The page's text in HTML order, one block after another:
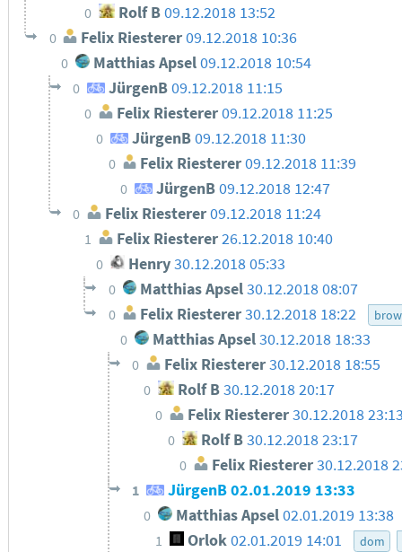
0 Rolf B09.12.2018 13:52
0 Felix Riesterer09.12.2018 10:36
0 Matthias Apsel 09.12.2018 10:54
0 JürgenB09.12.2018 11:15
0 Felix Riesterer09.12.2018 11:25
0 JürgenB09.12.2018 11:30
0 Felix Riesterer09.12.2018 11:39
0 JürgenB09.12.2018 12:47
0 Felix Riesterer09.12.2018 11:24
1 Felix Riesterer26.12.2018 10:40
0 Henry30.12.2018 05:33
0 Matthias Apsel30.12.2018 08:07
0 Felix Riesterer30.12.2018 18:22
0 Matthias Apsel 30.12.2018 18:33
0 Felix Riesterer30.12.2018 18:55
0 Rolf B30.12.2018 20:17
0 Felix Riesterer30.12.2018
0 Rolf B30.12.2018 23:17
0 Felix Riesterer 30.12.2018
1 JürgenB02.01.2019 13:33
0 Matthias Apsel02.01.2019 13:38
1 Orlok02.01.2019 14:01 dom